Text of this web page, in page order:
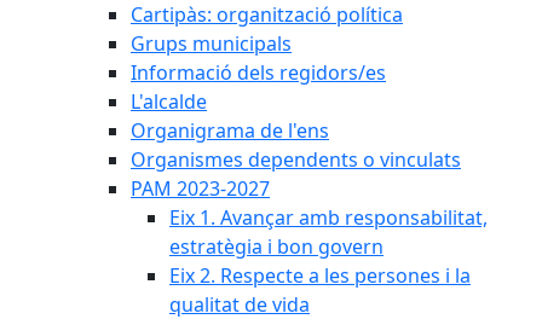
Cartipàs: organització política
Grups municipals
Informació dels regidors/es
L'alcalde
Organigrama de l'ens
Organismes dependents o vinculats
PAM 2023-2027
Eix 1. Avançar amb responsabilitat,
estratègia i bon govern
Eix 2. Respecte a les persones i la
qualitat de vida